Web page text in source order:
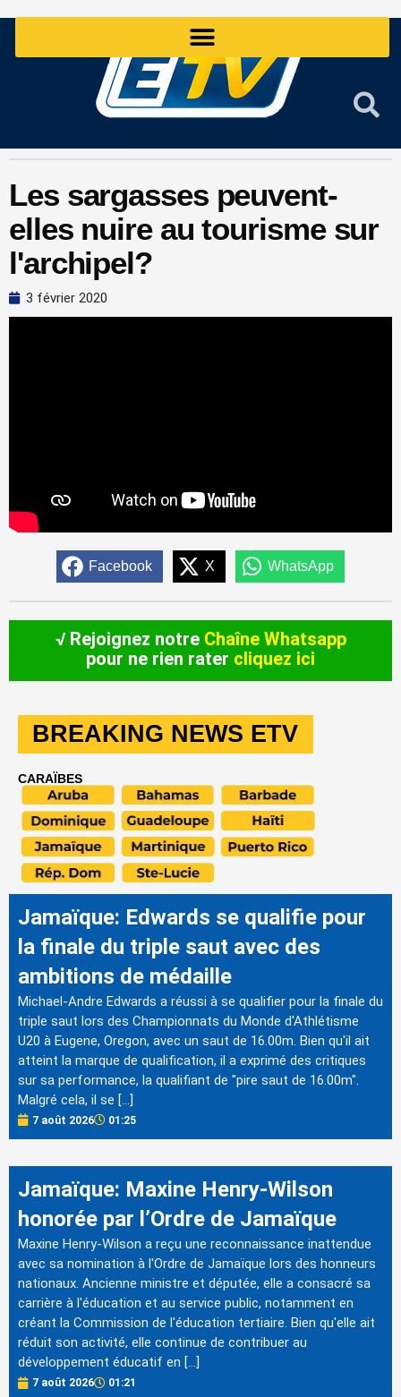
Les sargasses peuvent-
elles nuire au tourisme sur
l'archipel?
3 février 2020
Facebook X WhatsApp
√ Rejoignez notre Chaîne Whatsapp
pour ne rien rater cliquez ici
BREAKING NEWS ETV
CARAÏBES
Jamaïque: Edwards se qualifie pour
la finale du triple saut avec des
ambitions de médaille
Michael-Andre Edwards a réussi à se qualifier pour la finale du
triple saut lors des Championnats du Monde d'Athlétisme
U20 à Eugene, Oregon, avec un saut de 16.00m. Bien qu'il ait
atteint la marque de qualification, il a exprimé des critiques
sur sa performance, la qualifiant de "pire saut de 16.00m".
Malgré cela, il se […]
7 août 2026 01:25
Jamaïque: Maxine Henry-Wilson
honorée par l’Ordre de Jamaïque
Maxine Henry-Wilson a reçu une reconnaissance inattendue
avec sa nomination à l'Ordre de Jamaïque lors des honneurs
nationaux. Ancienne ministre et députée, elle a consacré sa
carrière à l'éducation et au service public, notamment en
créant la Commission de l'éducation tertiaire. Bien qu'elle ait
réduit son activité, elle continue de contribuer au
développement éducatif en […]
7 août 2026 01:21